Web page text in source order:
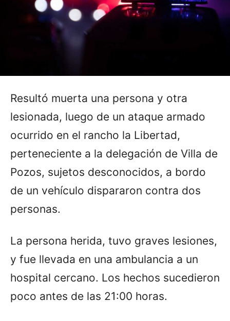
Resultó muerta una persona y otra
lesionada, luego de un ataque armado
ocurrido en el rancho la Libertad,
perteneciente a la delegación de Villa de
Pozos, sujetos desconocidos, a bordo
de un vehículo dispararon contra dos
personas.
La persona herida, tuvo graves lesiones,
y fue llevada en una ambulancia a un
hospital cercano. Los hechos sucedieron
poco antes de las 21:00 horas.